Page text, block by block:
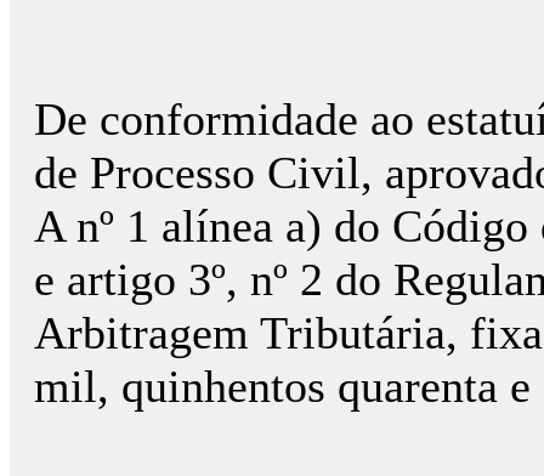
De conformidade ao
de Processo Civil,
A nº 1 alínea a) do
e artigo 3º, nº 2 do
Arbitragem Tributária,
mil, quinhentos quarenta